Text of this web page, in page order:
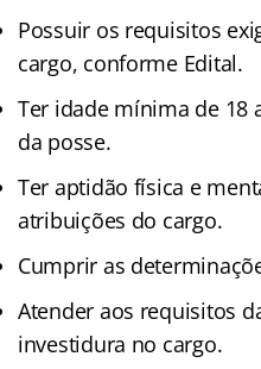
Possuir os requisitos
cargo, conforme Edital.
Ter idade mínima de 18
da posse.
Ter aptidão física e
atribuições do cargo.
Cumprir as
Atender aos requisitos
investidura no cargo.